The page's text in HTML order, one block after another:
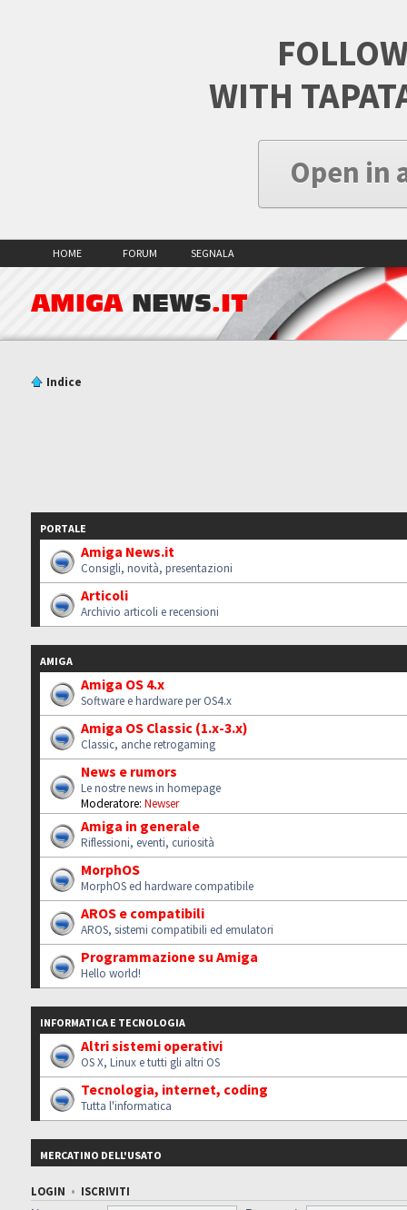
WITH
Open in
HOME FORUM SEGNALA
AMIGA NEWS.IT
Indice
PORTALE
Amiga News.it
Consigli, novità, presentazioni
Articoli
Archivio articoli e recensioni
AMIGA
Amiga OS 4.x
Software e hardware per OS4.x
Amiga OS Classic (1.x-3.x)
Classic, anche retrogaming
News e rumors
Le nostre news in homepage
Moderatore: Newser
Amiga in generale
Riflessioni, eventi, curiosità
MorphOS
MorphOS ed hardware compatibile
AROS e compatibili
AROS, sistemi compatibili ed emulatori
Programmazione su Amiga
Hello world!
INFORMATICA E TECNOLOGIA
Altri sistemi operativi
OS X, Linux e tutti gli altri OS
Tecnologia, internet, coding
Tutta l'informatica
MERCATINO DELL'USATO
LOGIN • ISCRIVITI